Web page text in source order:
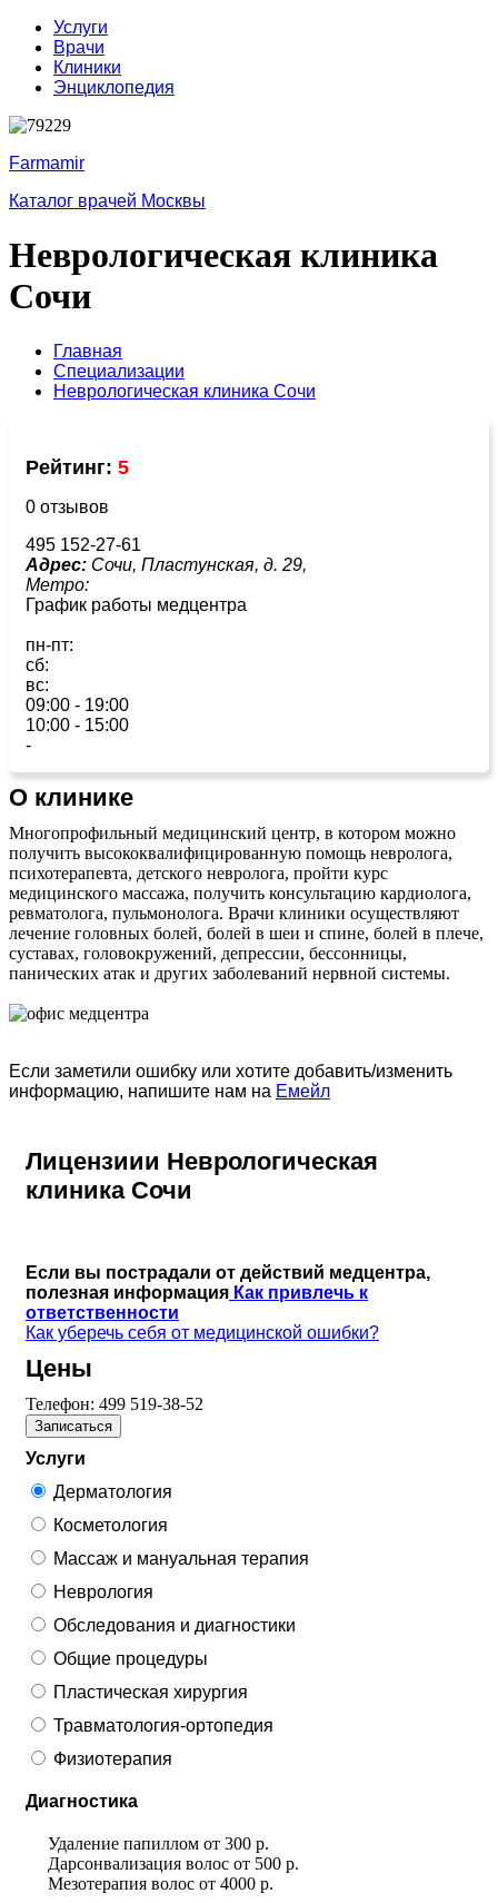
Услуги
Врачи
Клиники
Энциклопедия
Farmamir
Каталог врачей Москвы
Неврологическая клиника
Сочи
Главная
Специализации
Неврологическая клиника Сочи
Рейтинг: 5
0 отзывов
495 152-27-61
Адрес: Сочи, Пластунская, д. 29,
Метро:
График работы медцентра
пн-пт:
сб:
вс:
09:00 - 19:00
10:00 - 15:00
-
О клинике
Многопрофильный медицинский центр, в котором можно
получить высококвалифицированную помощь невролога,
психотерапевта, детского невролога, пройти курс
медицинского массажа, получить консультацию кардиолога,
ревматолога, пульмонолога. Врачи клиники осуществляют
лечение головных болей, болей в шеи и спине, болей в плече,
суставах, головокружений, депрессии, бессонницы,
панических атак и других заболеваний нервной системы.
Если заметили ошибку или хотите добавить/изменить
информацию, напишите нам на Емейл
Лицензиии Неврологическая
клиника Сочи
Если вы пострадали от действий медцентра,
полезная информация Как привлечь к
ответственности
Как уберечь себя от медицинской ошибки?
Цены
Телефон: 499 519-38-52
Записаться
Услуги
Дерматология
Косметология
Массаж и мануальная терапия
Неврология
Обследования и диагностики
Общие процедуры
Пластическая хирургия
Травматология-ортопедия
Физиотерапия
Диагностика
Удаление папиллом от 300 р.
Дарсонвализация волос от 500 р.
Мезотерапия волос от 4000 р.